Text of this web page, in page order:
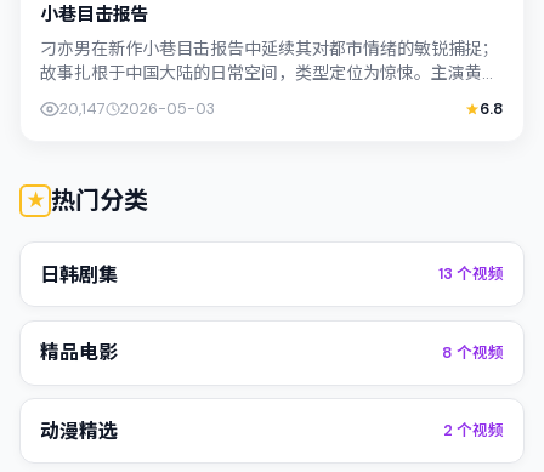
小巷目击报告
刁亦男在新作小巷目击报告中延续其对都市情绪的敏锐捕捉；
故事扎根于中国大陆的日常空间，类型定位为惊悚。主演黄政
民、阿部宽以克制表演撑起情感内核，整...
20,147 2026-05-03 6.8
热门分类
日韩剧集 13 个视频
精品电影 8 个视频
动漫精选 2 个视频